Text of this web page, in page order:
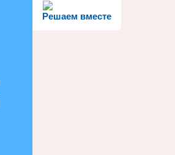
Решаем вместе